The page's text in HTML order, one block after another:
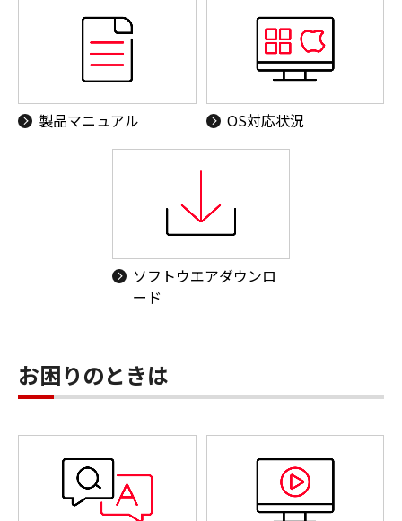
製品マニュアル OS対応状況
ソフトウエアダウンロ
ード
お困りのときは